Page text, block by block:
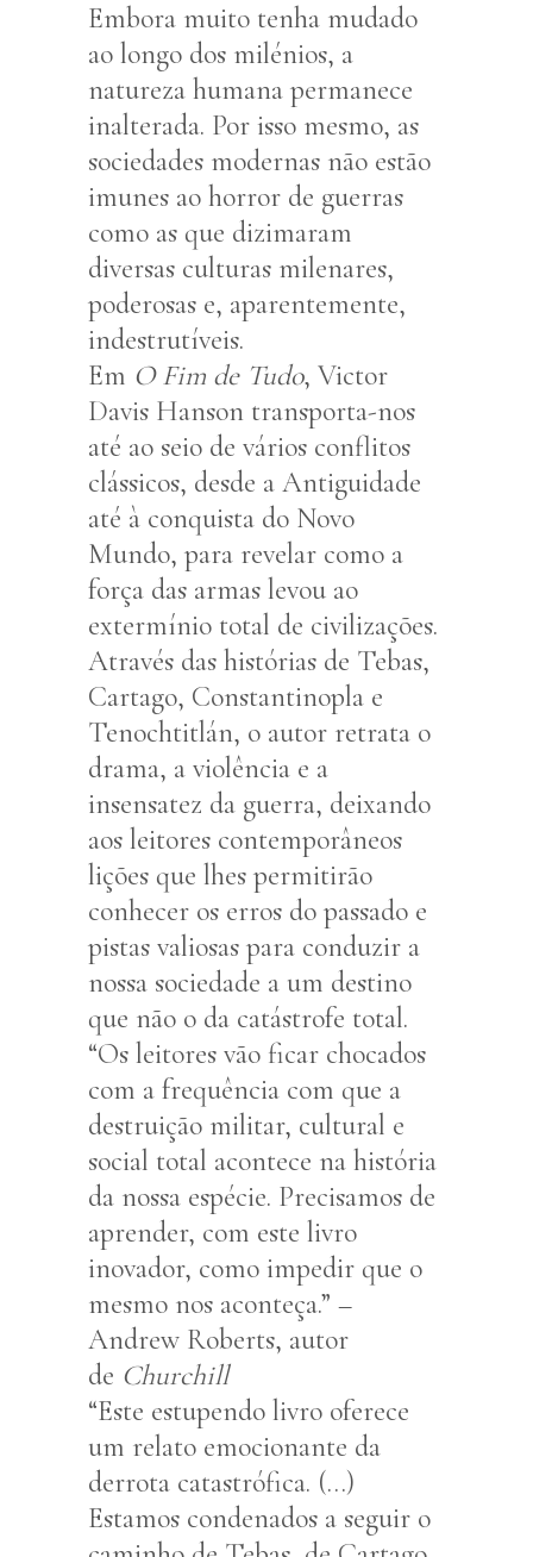
Embora muito tenha mudado
ao longo dos milénios, a
natureza humana permanece
inalterada. Por isso mesmo, as
sociedades modernas não estão
imunes ao horror de guerras
como as que dizimaram
diversas culturas milenares,
poderosas e, aparentemente,
indestrutíveis.
Em O Fim de Tudo, Victor
Davis Hanson transporta-nos
até ao seio de vários conflitos
clássicos, desde a Antiguidade
até à conquista do Novo
Mundo, para revelar como a
força das armas levou ao
extermínio total de civilizações.
Através das histórias de Tebas,
Cartago, Constantinopla e
Tenochtitlán, o autor retrata o
drama, a violência e a
insensatez da guerra, deixando
aos leitores contemporâneos
lições que lhes permitirão
conhecer os erros do passado e
pistas valiosas para conduzir a
nossa sociedade a um destino
que não o da catástrofe total.
“Os leitores vão ficar chocados
com a frequência com que a
destruição militar, cultural e
social total acontece na história
da nossa espécie. Precisamos de
aprender, com este livro
inovador, como impedir que o
mesmo nos aconteça.” –
Andrew Roberts, autor
de Churchill
“Este estupendo livro oferece
um relato emocionante da
derrota catastrófica. (…)
Estamos condenados a seguir o